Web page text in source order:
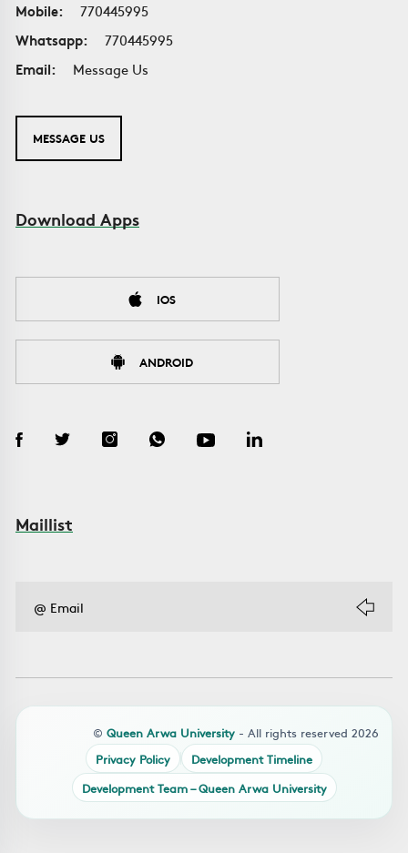
Mobile:
770445995
Whatsapp:
770445995
Email:
Message Us
MESSAGE US
Download Apps
IOS
ANDROID
Maillist
© Queen Arwa University - All rights reserved 2026
Privacy Policy
Development Timeline
Development Team – Queen Arwa University